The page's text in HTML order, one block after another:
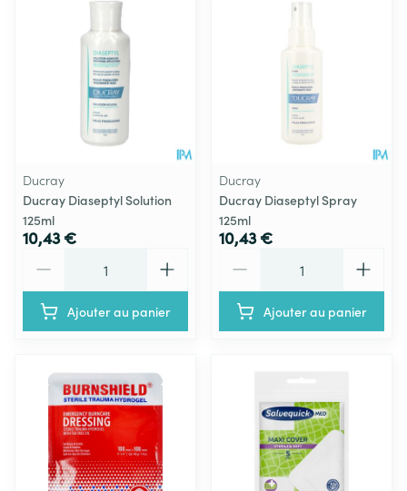
Ducray
Ducray Diaseptyl Solution
125ml
10,43 €
Ajouter au panier
Ducray
Ducray Diaseptyl Spray
125ml
10,43 €
Ajouter au panier